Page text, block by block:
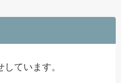
ています。